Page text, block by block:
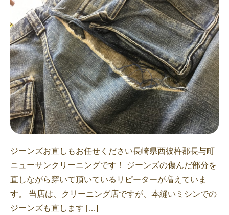
ジーンズお直しもお任せください長崎県西彼杵郡長与町
ニューサンクリーニングです！ ジーンズの傷んだ部分を
直しながら穿いて頂いているリピーターが増えていま
す。 当店は、クリーニング店ですが、本縫いミシンでの
ジーンズも直します […]